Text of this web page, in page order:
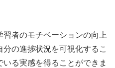
者のモチベーションの向上
の進捗状況を可視化するこ
る実感を得ることができま